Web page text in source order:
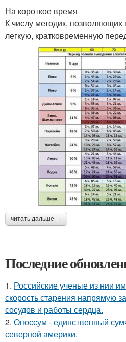
На короткое время
К числу методик, позволяющих
легкую, кратковременную
читать дальше →
Последние
1. Российские ученые из нии
скорость старения напрямую
сосудов и работы сердца.
2. Опоссум - единственный
северной америки.